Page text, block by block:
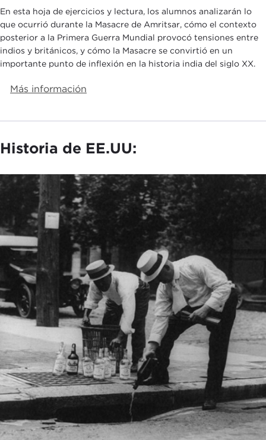
En esta hoja de ejercicios y lectura, los alumnos analizarán lo
que ocurrió durante la Masacre de Amritsar, cómo el contexto
posterior a la Primera Guerra Mundial provocó tensiones entre
indios y británicos, y cómo la Masacre se convirtió en un
importante punto de inflexión en la historia india del siglo XX.
Más información
Historia de EE.UU: